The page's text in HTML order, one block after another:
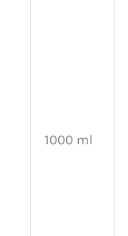
1000 ml